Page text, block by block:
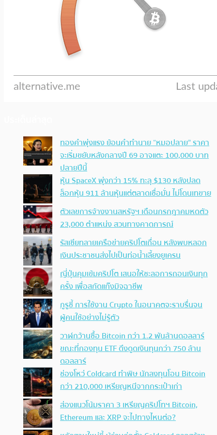
ทองคำพุ่งแรง ย้อนคำทำนาย “หมอปลาย” ราคา
จะเริ่มขยับหลังกลางปี 69 อาจแตะ 100,000 บาท
ปลายปีนี้
หุ้น SpaceX พุ่งกว่า 15% ทะลุ $130 หลังปลด
ล็อกหุ้น 911 ล้านหุ้นแต่ตลาดเชื่อมั่น ไม่โดนเทขาย
ตัวเลขการจ้างงานสหรัฐฯ เดือนกรกฎาคมหดตัว
23,000 ตำแหน่ง สวนทางคาดการณ์
รัสเซียทลายเครือข่ายคริปโตเถื่อน หลังพบหลอก
เงินประชาชนส่งไปเป็นท่อน้ำเลี้ยงยูเครน
ญี่ปุ่นคุมเข้มคริปโต เสนอให้ชะลอการถอนเงินทุก
ครั้ง เพื่อสกัดแก๊งมิจฉาชีพ
กูรูชี้ การใช้งาน Crypto ในอนาคตจะราบรื่นจน
ผู้คนใช้อย่างไม่รู้ตัว
วาฬกว้านซื้อ Bitcoin กว่า 1.2 พันล้านดอลลาร์
ขณะที่กองทุน ETF ดึงดูดเงินทุนกว่า 750 ล้าน
ดอลลาร์
ช่องโหว่ Coldcard ทำพิษ นักลงทุนโอน Bitcoin
กว่า 210,000 เหรียญหนีจากกระเป๋าเก่า
ส่องแนวโน้มราคา 3 เหรียญคริปโทฯ Bitcoin,
Ethereum และ XRP จะไปทางไหนต่อ?